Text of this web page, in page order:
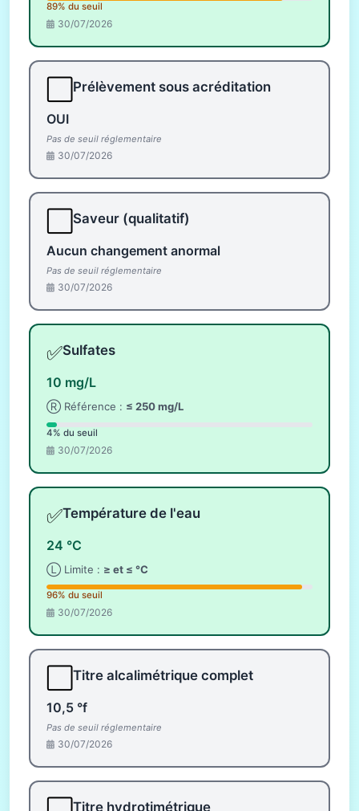
89% du seuil
30/07/2026
Prélèvement sous acréditation
OUI
Pas de seuil réglementaire
30/07/2026
Saveur (qualitatif)
Aucun changement anormal
Pas de seuil réglementaire
30/07/2026
✅Sulfates
10 mg/L
Ⓡ Référence : ≤ 250 mg/L
4% du seuil
30/07/2026
✅Température de l'eau
24 °C
Ⓛ Limite : ≥ et ≤ °C
96% du seuil
30/07/2026
Titre alcalimétrique complet
10,5 °f
Pas de seuil réglementaire
30/07/2026
Titre hydrotimétrique